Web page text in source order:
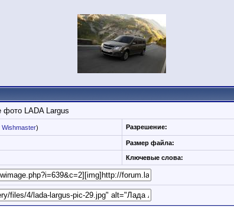
LADA Largus
Wishmaster) Разрешение:
Размер файла:
Ключевые слова: